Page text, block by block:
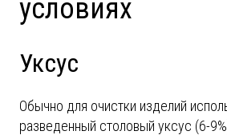
условиях
Уксус
Обычно для очистки изделий
разведенный столовый уксус (6-